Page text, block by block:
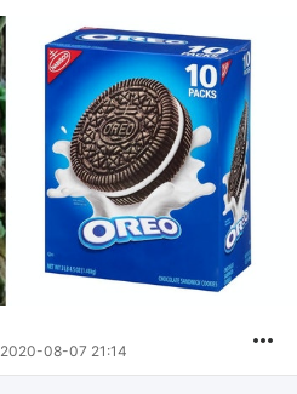
2020-08-07 21:14